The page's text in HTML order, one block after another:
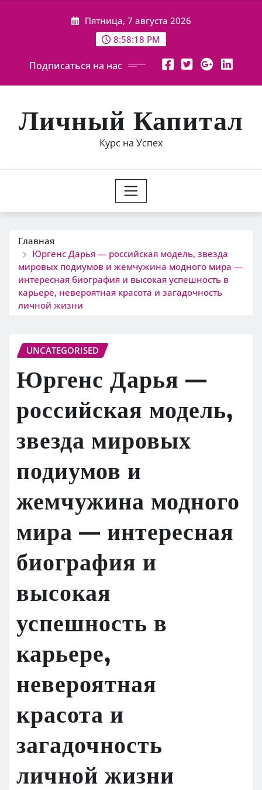
Пятница, 7 августа 2026
8:58:19 PM
Подписаться на нас
Личный Капитал
Курс на Успех
Главная
Юргенс Дарья — российская модель, звезда
мировых подиумов и жемчужина модного мира —
интересная биография и высокая успешность в
карьере, невероятная красота и загадочность
личной жизни
UNCATEGORISED
Юргенс Дарья —
российская модель,
звезда мировых
подиумов и
жемчужина модного
мира — интересная
биография и
высокая
успешность в
карьере,
невероятная
красота и
загадочность
личной жизни